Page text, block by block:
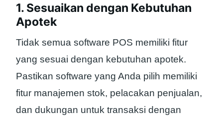
1. Sesuaikan dengan Kebutuhan
Apotek
Tidak semua software POS memiliki fitur
yang sesuai dengan kebutuhan apotek.
Pastikan software yang Anda pilih memiliki
fitur manajemen stok, pelacakan penjualan,
dan dukungan untuk transaksi dengan